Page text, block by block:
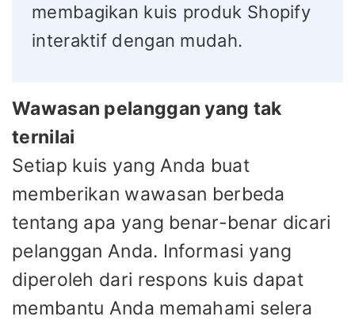
membagikan kuis produk Shopify
interaktif dengan mudah.
Wawasan pelanggan yang tak
ternilai
Setiap kuis yang Anda buat
memberikan wawasan berbeda
tentang apa yang benar-benar dicari
pelanggan Anda. Informasi yang
diperoleh dari respons kuis dapat
membantu Anda memahami selera